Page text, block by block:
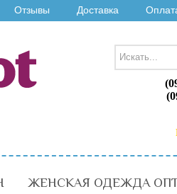
Отзывы Доставка
ЖЕНСКАЯ ОДЕЖДА